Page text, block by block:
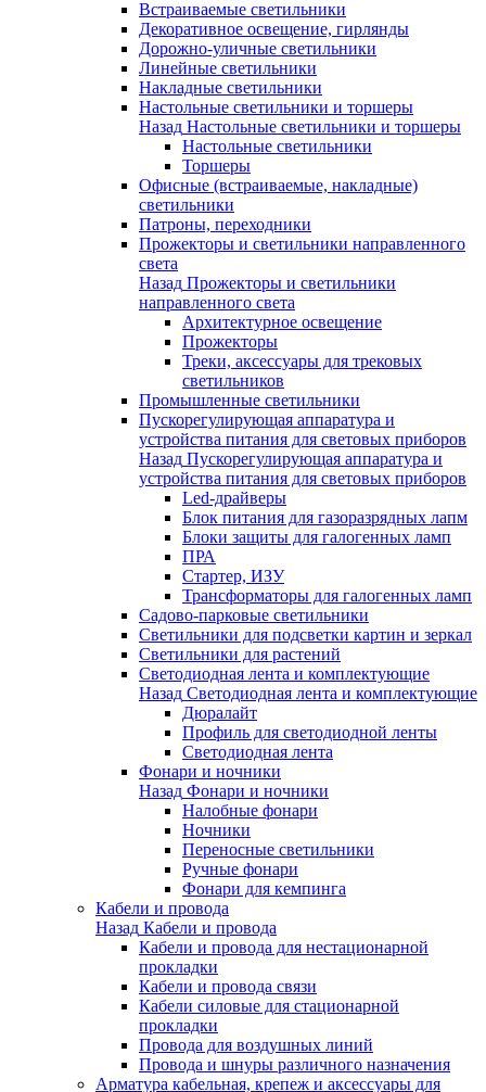
Встраиваемые светильники
Декоративное освещение, гирлянды
Дорожно-уличные светильники
Линейные светильники
Накладные светильники
Настольные светильники и торшеры
Назад Настольные светильники и торшеры
Настольные светильники
Торшеры
Офисные (встраиваемые, накладные)
светильники
Патроны, переходники
Прожекторы и светильники направленного
света
Назад Прожекторы и светильники
направленного света
Архитектурное освещение
Прожекторы
Треки, аксессуары для трековых
светильников
Промышленные светильники
Пускорегулирующая аппаратура и
устройства питания для световых приборов
Назад Пускорегулирующая аппаратура и
устройства питания для световых приборов
Led-драйверы
Блок питания для газоразрядных лапм
Блоки защиты для галогенных ламп
ПРА
Стартер, ИЗУ
Трансформаторы для галогенных ламп
Садово-парковые светильники
Светильники для подсветки картин и зеркал
Светильники для растений
Светодиодная лента и комплектующие
Назад Светодиодная лента и комплектующие
Дюралайт
Профиль для светодиодной ленты
Светодиодная лента
Фонари и ночники
Назад Фонари и ночники
Налобные фонари
Ночники
Переносные светильники
Ручные фонари
Фонари для кемпинга
Кабели и провода
Назад Кабели и провода
Кабели и провода для нестационарной
прокладки
Кабели и провода связи
Кабели силовые для стационарной
прокладки
Провода для воздушных линий
Провода и шнуры различного назначения
Арматура кабельная, крепеж и аксессуары для